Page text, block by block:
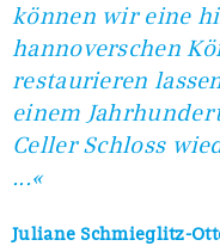
können wir eine
hannoverschen
restaurieren
einem
Celler Schloss
...«
Juliane Schmieglitz-